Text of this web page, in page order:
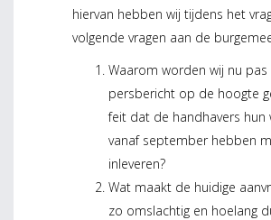
hiervan hebben wij tijdens het
volgende vragen aan de
Waarom worden wij nu pas
persbericht op de hoogte
feit dat de handhavers hun
vanaf september hebben
inleveren?
Wat maakt de huidige
zo omslachtig en hoelang